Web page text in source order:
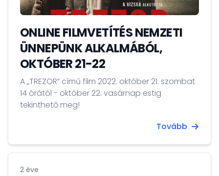
ONLINE FILMVETÍTÉS NEMZETI
ÜNNEPÜNK ALKALMÁBÓL,
OKTÓBER 21-22
A „TREZOR” című film 2022. október 21. szombat
14 órától - október 22. vasárnap estig
tekinthető meg!
Tovább
2 éve